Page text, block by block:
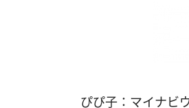
ぴぴ子：マイナビ